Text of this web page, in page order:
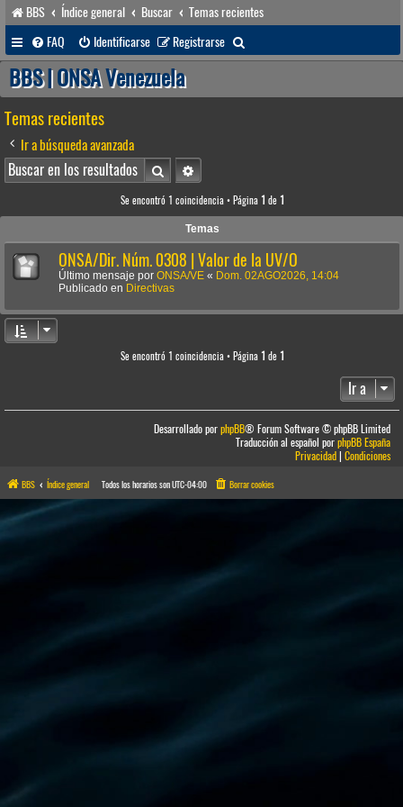
BBS Índice general Buscar
Temas recientes
FAQ
Identificarse Registrarse
u
BBS | ONSA Venezuela
Temas recientes
Ir a búsqueda avanzada
BuscarBúsqueda avanzada
Se encontró 1 coincidencia • Página 1 de 1
Temas
ONSA/Dir. Núm. 0308 | Valor de la UV/O
Último mensaje por ONSA/VE « Dom. 02AGO2026, 14:04
Publicado en Directivas
Se encontró 1 coincidencia • Página 1 de 1
Ir a
Desarrollado porphpBB® Forum Software © phpBB Limited
Traducción al español porphpBB España
Privacidad|Condiciones
BBS Índice general Todos los horarios sonUTC-04:00 Borrar cookies